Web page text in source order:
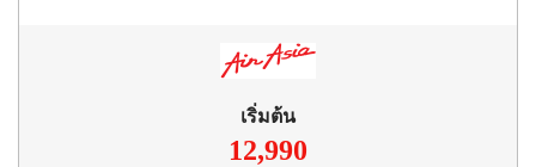
เริ่มต้น
12,990